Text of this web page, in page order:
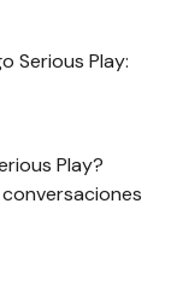
Serious Play:
Play?
conversaciones